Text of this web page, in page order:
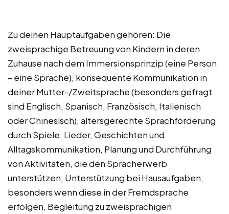
Zu deinen Hauptaufgaben gehören: Die
zweisprachige Betreuung von Kindern in deren
Zuhause nach dem Immersionsprinzip (eine Person
– eine Sprache), konsequente Kommunikation in
deiner Mutter-/Zweitsprache (besonders gefragt
sind Englisch, Spanisch, Französisch, Italienisch
oder Chinesisch), altersgerechte Sprachförderung
durch Spiele, Lieder, Geschichten und
Alltagskommunikation, Planung und Durchführung
von Aktivitäten, die den Spracherwerb
unterstützen, Unterstützung bei Hausaufgaben,
besonders wenn diese in der Fremdsprache
erfolgen, Begleitung zu zweisprachigen